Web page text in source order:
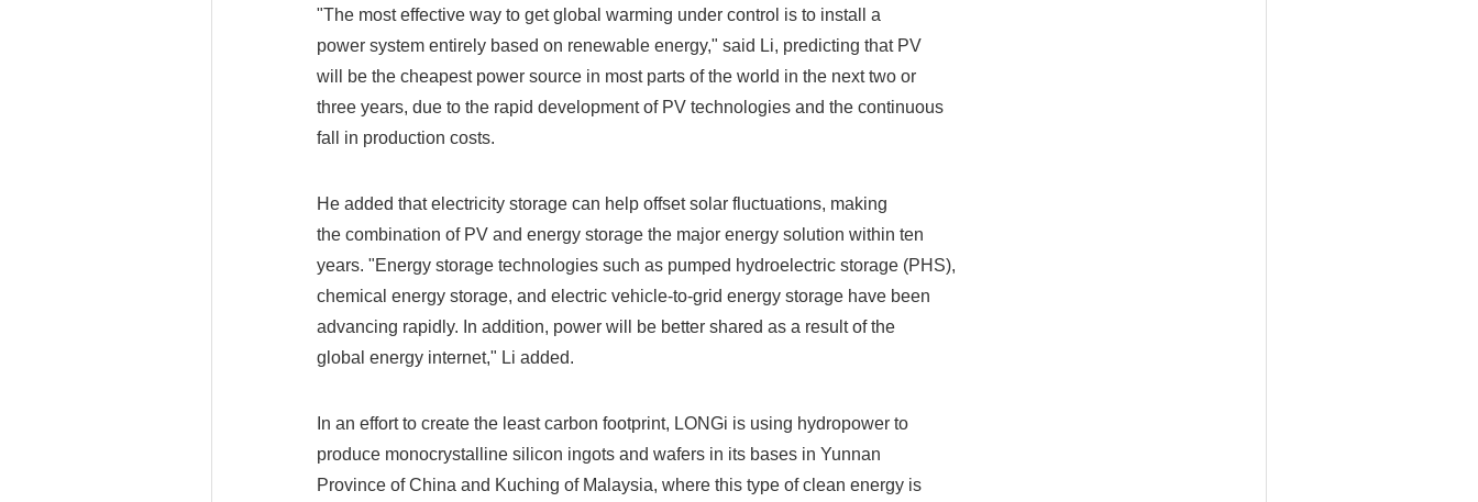
"The most effective way to get global warming under control is to install a
power system entirely based on renewable energy," said Li, predicting that PV
will be the cheapest power source in most parts of the world in the next two or
three years, due to the rapid development of PV technologies and the continuous
fall in production costs.
He added that electricity storage can help offset solar fluctuations, making
the combination of PV and energy storage the major energy solution within ten
years. "Energy storage technologies such as pumped hydroelectric storage (PHS),
chemical energy storage, and electric vehicle-to-grid energy storage have been
advancing rapidly. In addition, power will be better shared as a result of the
global energy internet," Li added.
In an effort to create the least carbon footprint, LONGi is using hydropower to
produce monocrystalline silicon ingots and wafers in its bases in Yunnan
Province of China and Kuching of Malaysia, where this type of clean energy is
English